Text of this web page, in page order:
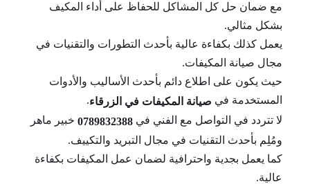
مع ضمان حل كل المشاكل للحفاظ على أداء المكيف
بشكل مثالي.
يعمل كذلك بكفاءة عالية بأحدث التطورات والتقنيات في
مجال صيانة المكيفات.
حيث يكون على اطلاع دائم بأحدث الأساليب والأدوات
المستخدمة في صيانة المكيفات في الزرقاء.
لا تتردد في التواصل مع الفني في 0789832388 خبير ماهر
ومُلِم بأحدث التقنيات في مجال التبريد والتكييف.
كما يعمل بجدية واحترافية لضمان عمل المكيفات بكفاءة
عالية.